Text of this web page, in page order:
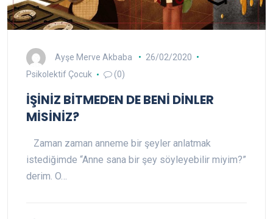
Ayşe Merve Akbaba
26/02/2020
Psikolektif Çocuk
(0)
İŞİNİZ BİTMEDEN DE BENİ DİNLER
MİSİNİZ?
Zaman zaman anneme bir şeyler anlatmak
istediğimde “Anne sana bir şey söyleyebilir miyim?”
derim. O…